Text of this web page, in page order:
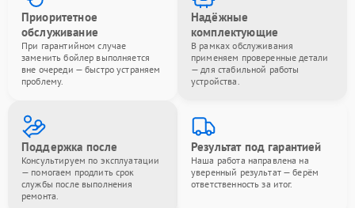
Приоритетное
обслуживание
При гарантийном случае
заменить бойлер выполняется
вне очереди — быстро устраняем
проблему.
Надёжные
комплектующие
В рамках обслуживания
применяем проверенные детали
— для стабильной работы
устройства.
Поддержка после
Консультируем по эксплуатации
— помогаем продлить срок
службы после выполнения
ремонта.
Результат под гарантией
Наша работа направлена на
уверенный результат — берём
ответственность за итог.